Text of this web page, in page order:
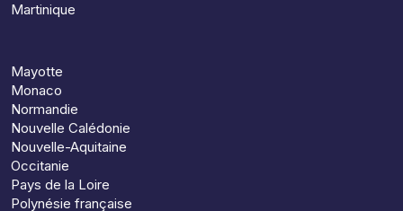
Martinique
Mayotte
Monaco
Normandie
Nouvelle Calédonie
Nouvelle-Aquitaine
Occitanie
Pays de la Loire
Polynésie française